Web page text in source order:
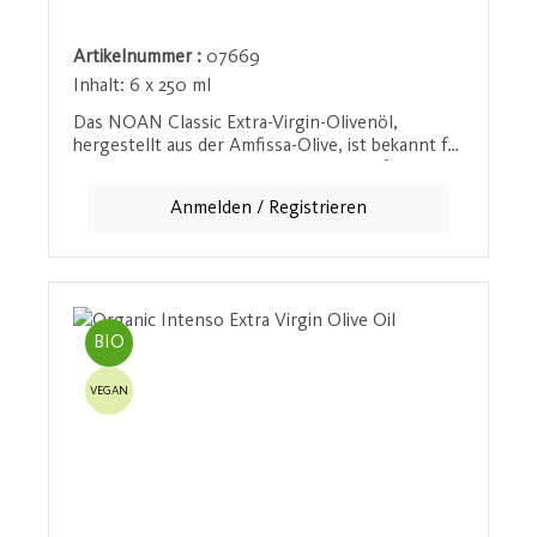
Artikelnummer : 07669
Inhalt: 6 x 250 ml
Das NOAN Classic Extra-Virgin-Olivenöl,
hergestellt aus der Amfissa-Olive, ist bekannt für
sonnengereiften sizilianischen Zitronen, bringt
Küche. Ideal zu Salaten, Fischgerichten und
Gemüse - es verleiht jedem Gericht eine frische
Zitrusnote. Bio-Kontrollstellennr.: AT-BIO-201
Anmelden / Registrieren
BIO
VEGAN